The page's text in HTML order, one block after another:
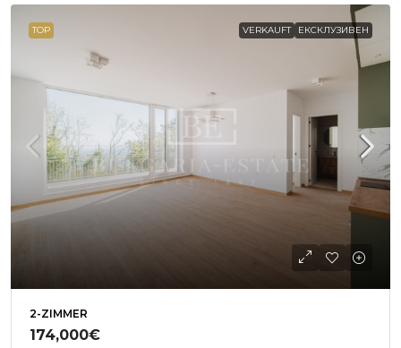
TOP VERKAUFT ЕКСКЛУЗИВЕН
2-ZIMMER
174,000€